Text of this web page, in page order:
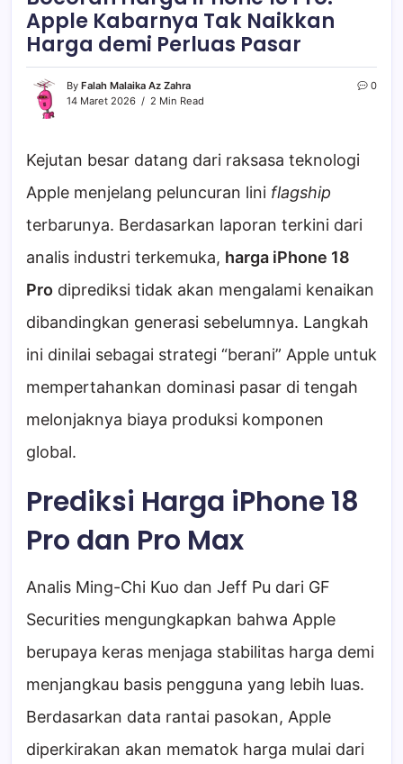
Apple Kabarnya Tak Naikkan
Harga demi Perluas Pasar
By Falah Malaika Az Zahra
14 Maret 2026
2 Min Read
0
Kejutan besar datang dari raksasa teknologi
Apple menjelang peluncuran lini flagship
terbarunya. Berdasarkan laporan terkini dari
analis industri terkemuka, harga iPhone 18
Pro diprediksi tidak akan mengalami kenaikan
dibandingkan generasi sebelumnya. Langkah
ini dinilai sebagai strategi “berani” Apple untuk
mempertahankan dominasi pasar di tengah
melonjaknya biaya produksi komponen
global.
Prediksi Harga iPhone 18
Pro dan Pro Max
Analis Ming-Chi Kuo dan Jeff Pu dari GF
Securities mengungkapkan bahwa Apple
berupaya keras menjaga stabilitas harga demi
menjangkau basis pengguna yang lebih luas.
Berdasarkan data rantai pasokan, Apple
diperkirakan akan mematok harga mulai dari